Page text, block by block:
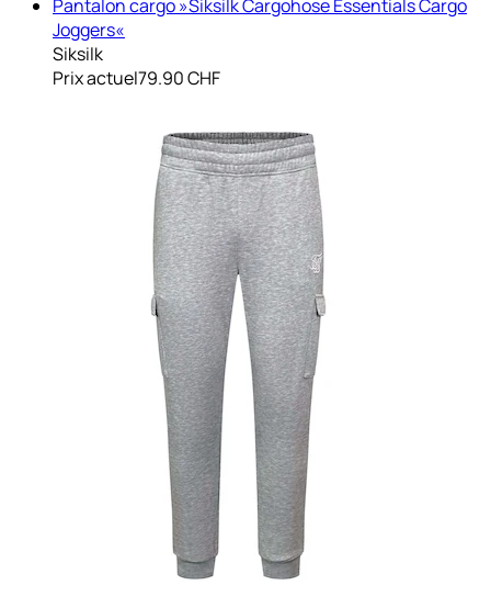
Pantalon cargo »Siksilk Cargohose Essentials Cargo
Joggers«
Siksilk
Prix actuel79.90 CHF